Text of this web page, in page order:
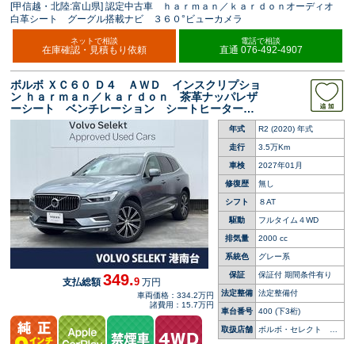
[甲信越・北陸:富山県] 認定中古車 ｈａｒｍａｎ／ｋａｒｄｏｎオーディオ
白革シート グーグル搭載ナビ ３６０°ビューカメラ
ネットで相談
在庫確認・見積もり依頼
電話で相談
直通 076-492-4907
ボルボ ＸＣ６０ Ｄ４ ＡＷＤ インスクリプショ
ン ｈａｒｍａｎ／ｋａｒｄｏｎ 茶革ナッパレザ
ーシート ベンチレーション シートヒーター
パワーシート パワーバックドア 禁煙車 衝突
被害軽減ブレーキ ＬＥＤヘッドライト マッサ
ージ機能付きシート
年式 R2 (2020) 年式
走行 3.5万Km
車検 2027年01月
修復歴 無し
シフト ８AT
駆動 フルタイム４WD
排気量 2000 cc
系統色 グレー系
保証 保証付 期間条件有り
法定整備 法定整備付
車台番号 400 (下3桁)
取扱店舗
ボルボ・セレクト 港
南台
支払総額349.9 万円
車両価格：334.2万円
諸費用：15.7万円